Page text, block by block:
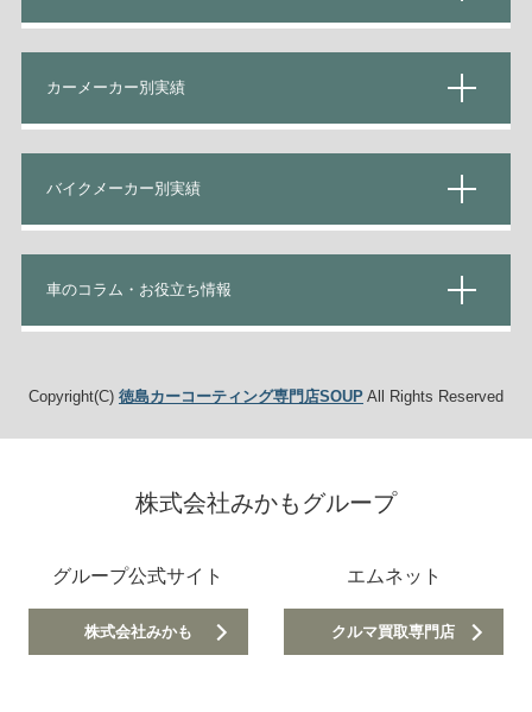
カーメーカー別実績
バイクメーカー別実績
車のコラム・お役立ち情報
Copyright(C) 徳島カーコーティング専門店SOUPAll Rights Reserved
株式会社みかもグループ
グループ公式サイト
株式会社みかも
エムネット
クルマ買取専門店